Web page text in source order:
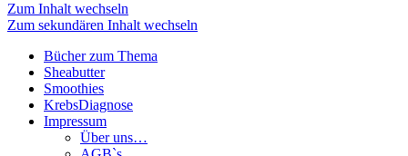
Zum Inhalt wechseln
Zum sekundären Inhalt wechseln
Bücher zum Thema
Sheabutter
Smoothies
KrebsDiagnose
Impressum
Über uns…